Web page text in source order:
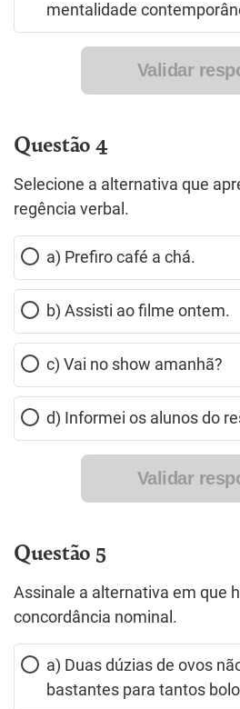
mentalidade
Validar
Questão 4
Selecione a alternativa que
regência verbal.
a) Prefiro café a chá.
b) Assisti ao filme ontem.
c) Vai no show amanhã?
d) Informei os alunos do
Validar
Questão 5
Assinale a alternativa em que
concordância nominal.
a) Duas dúzias de ovos
bastantes para tantos